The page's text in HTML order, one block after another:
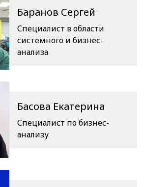
Баранов Сергей
Специалист в области
системного и бизнес-
анализа
Басова Екатерина
Специалист по бизнес-
анализу